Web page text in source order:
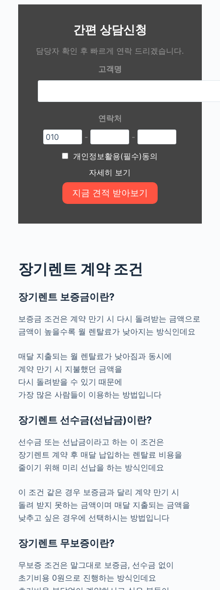
간편 상담신청
담당자 확인 후 빠르게 연락 드리겠습니다.
고객명
연락처
-
-
개인정보활용(필수)동의
자세히 보기
장기렌트 계약 조건
장기렌트 보증금이란?
보증금 조건은 계약 만기 시 다시 돌려받는 금액으로
금액이 높을수록 월 렌탈료가 낮아지는 방식인데요
매달 지출되는 월 렌탈료가 낮아짐과 동시에
계약 만기 시 지불했던 금액을
다시 돌려받을 수 있기 때문에
가장 많은 사람들이 이용하는 방법입니다
장기렌트 선수금(선납금)이란?
선수금 또는 선납금이라고 하는 이 조건은
장기렌트 계약 후 매달 납입하는 렌탈료 비용을
줄이기 위해 미리 선납을 하는 방식인데요
이 조건 같은 경우 보증금과 달리 계약 만기 시
돌려 받지 못하는 금액이며 매달 지출되는 금액을
낮추고 싶은 경우에 선택하시는 방법입니다
장기렌트 무보증이란?
무보증 조건은 말그대로 보증금, 선수금 없이
초기비용 0원으로 진행하는 방식인데요